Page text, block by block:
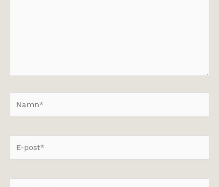
post*